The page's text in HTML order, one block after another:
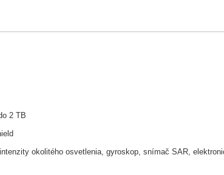
2 TB
okolitého osvetlenia, gyroskop, snímač SAR,